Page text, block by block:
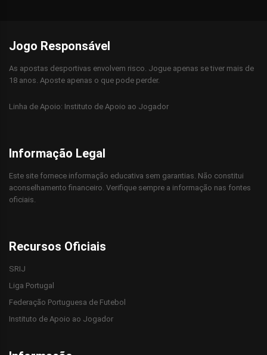
Jogo Responsável
As apostas desportivas envolvem risco. Jogue apenas se tiver mais de
18 anos. Aposte apenas o que pode perder.
Linha de Apoio: Instituto de Apoio ao Jogador
Informação Legal
Este site fornece informação educativa sem garantias. Não constitui
aconselhamento financeiro. Verifique sempre a informação nas fontes
oficiais.
Recursos Oficiais
SRIJ
Liga Portugal
Federação Portuguesa de Futebol
Instituto de Apoio ao Jogador